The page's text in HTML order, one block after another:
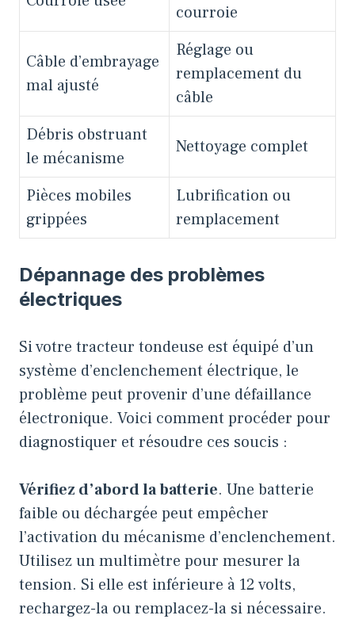
courroie
Câble d’embrayage
mal ajusté
Réglage ou
remplacement du
câble
Débris obstruant
le mécanisme
Nettoyage complet
Pièces mobiles
grippées
Lubrification ou
remplacement
Dépannage des problèmes
électriques
Si votre tracteur tondeuse est équipé d’un
système d’enclenchement électrique, le
problème peut provenir d’une défaillance
électronique. Voici comment procéder pour
diagnostiquer et résoudre ces soucis :
Vérifiez d’abord la batterie. Une batterie
faible ou déchargée peut empêcher
l’activation du mécanisme d’enclenchement.
Utilisez un multimètre pour mesurer la
tension. Si elle est inférieure à 12 volts,
rechargez-la ou remplacez-la si nécessaire.